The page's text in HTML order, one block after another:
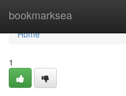
bookmarksea
Home
Home
1